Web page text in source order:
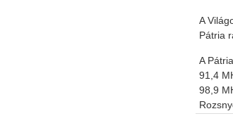
A
Pátria
A
91,4
98,9